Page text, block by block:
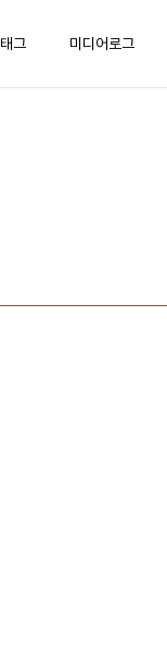
태그 미디어로그